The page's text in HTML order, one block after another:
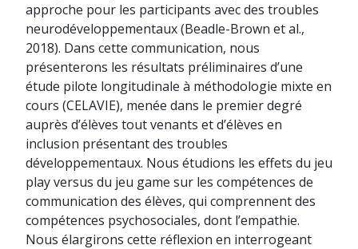
approche pour les participants avec des troubles
neurodéveloppementaux (Beadle-Brown et al.,
2018). Dans cette communication, nous
présenterons les résultats préliminaires d’une
étude pilote longitudinale à méthodologie mixte en
cours (CELAVIE), menée dans le premier degré
auprès d’élèves tout venants et d’élèves en
inclusion présentant des troubles
développementaux. Nous étudions les effets du jeu
play versus du jeu game sur les compétences de
communication des élèves, qui comprennent des
compétences psychosociales, dont l’empathie.
Nous élargirons cette réflexion en interrogeant